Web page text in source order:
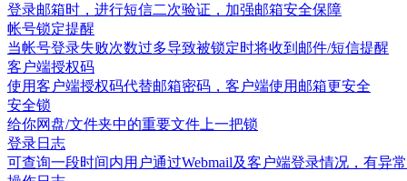
登录邮箱时，进行短信二次验证，加强邮箱安全保障
帐号锁定提醒
当帐号登录失败次数过多导致被锁定时将收到邮件/短信提醒
客户端授权码
使用客户端授权码代替邮箱密码，客户端使用邮箱更安全
安全锁
给你网盘/文件夹中的重要文件上一把锁
登录日志
可查询一段时间内用户通过Webmail及客户端登录情况，有异